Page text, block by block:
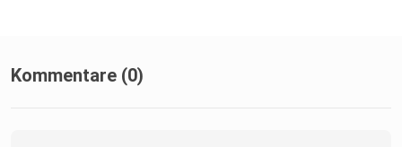
Kommentare (0)